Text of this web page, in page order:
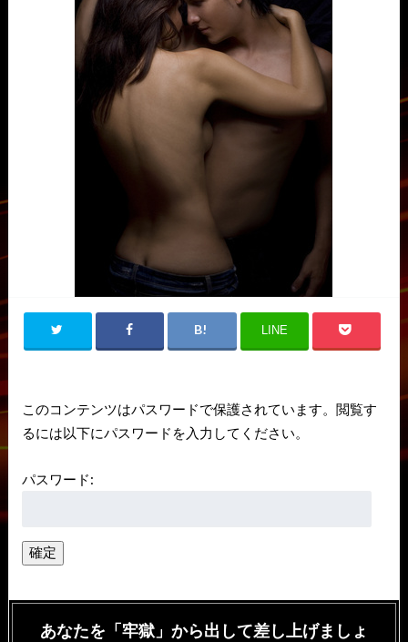
LINE
このコンテンツはパスワードで保護されています。閲覧す
るには以下にパスワードを入力してください。
パスワード:
あなたを「牢獄」から出して差し上げましょ